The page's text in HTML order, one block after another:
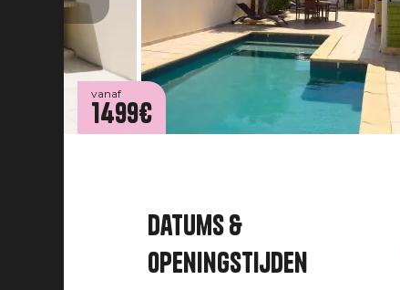
vanaf
1499€
Datums &
openingstijden